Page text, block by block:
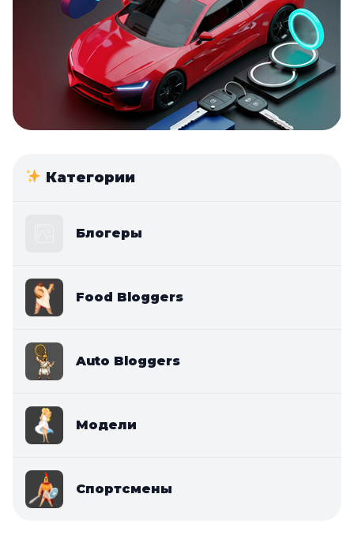
Категории
Блогеры
Food Bloggers
Auto Bloggers
Модели
Спортсмены